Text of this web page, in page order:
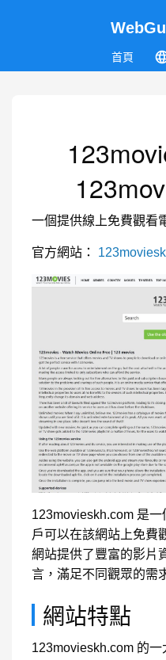
首頁
一個提供線上免費觀看
官方網站：
123movieskh.com 是
戶可以在該網站上免費
網站提供了豐富的影片
言，滿足不同觀眾的需
網站特點
123movieskh.com 的